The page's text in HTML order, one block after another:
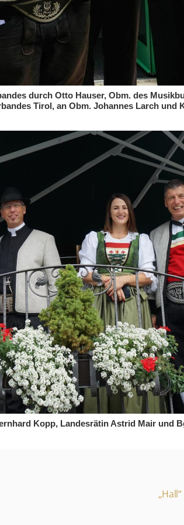
durch Otto Hauser, Obm. des
Tirol, an Obm. Johannes Larch und
Kopp, Landesrätin Astrid Mair und